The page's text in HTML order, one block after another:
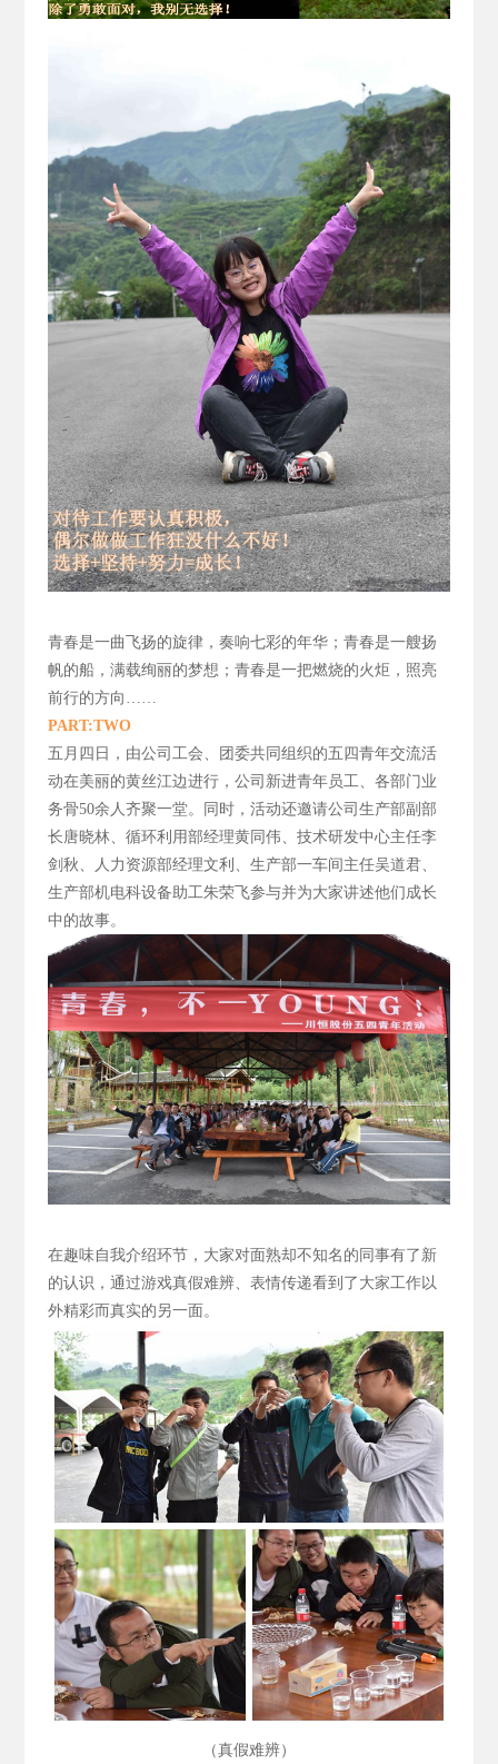
青春是一曲飞扬的旋律， 奏响七彩的年华；青春是一艘扬
帆的船，满载绚丽的梦想；青春是一把燃烧的火炬，照亮
前行的方向……
PART:TWO
五月四日，由公司工会、团委共同组织的五四青年交流活
动在美丽的黄丝江边进行，公司新进青年员工、各部门业
务骨50余人齐聚一堂。同时，活动还邀请公司生产部副部
长唐晓林、循环利用部经理黄同伟、技术研发中心主任李
剑秋、人力资源部经理文利、生产部一车间主任吴道君、
生产部机电科设备助工朱荣飞参与并为大家讲述他们成长
中的故事。
在趣味自我介绍环节，大家对面熟却不知名的同事有了新
的认识，通过游戏真假难辨、表情传递看到了大家工作以
外精彩而真实的另一面。
（真假难辨）